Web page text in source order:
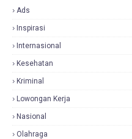
Ads
Inspirasi
Internasional
Kesehatan
Kriminal
Lowongan Kerja
Nasional
Olahraga